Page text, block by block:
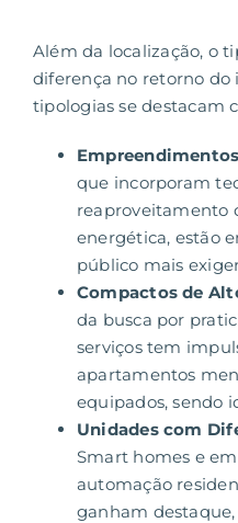
Além da localização, o
diferença no retorno
tipologias se destacam
que incorporam
reaproveitamento
energética, estão
público mais
Compactos de
da busca por
serviços tem
apartamentos
equipados, sendo
Unidades com
Smart homes e
automação
ganham